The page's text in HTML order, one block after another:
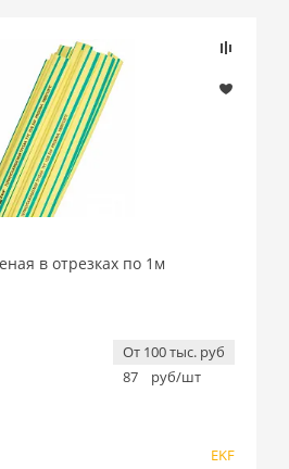
в отрезках по 1м
От 100 тыс. руб
87
руб/шт
EKF